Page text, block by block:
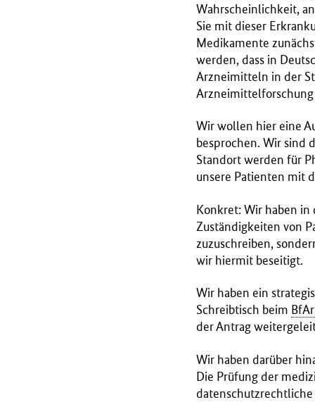
Wahrscheinlichkeit,
Sie mit dieser
Medikamente
werden, dass in
Arzneimitteln in der
Wir wollen hier eine
besprochen. Wir sind
Standort werden für
unsere Patienten mit
Konkret: Wir haben in
Zuständigkeiten von
zuzuschreiben,
wir hiermit beseitigt.
Wir haben ein
Schreibtisch beim
der Antrag
Wir haben darüber
Die Prüfung der